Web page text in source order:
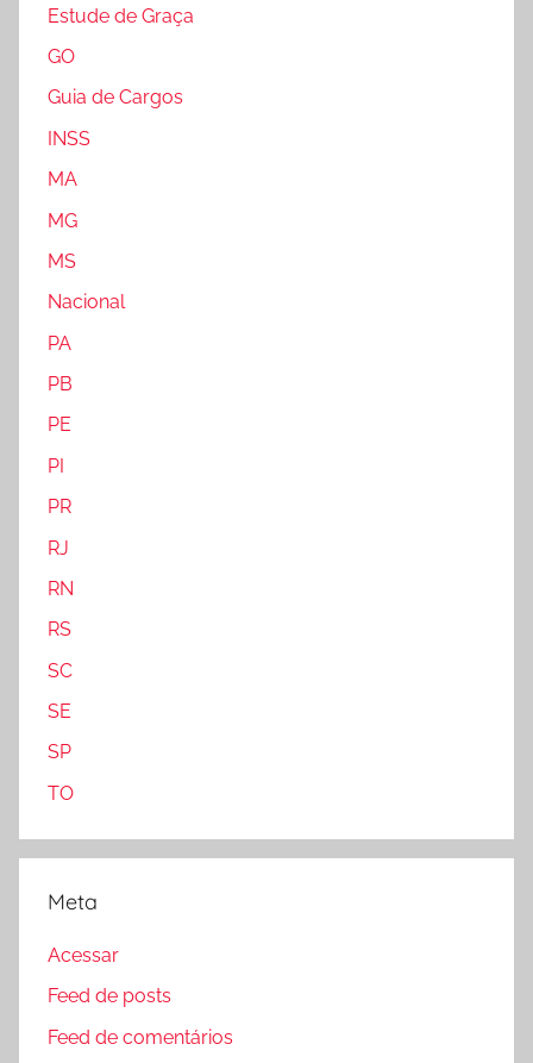
Estude de Graça
GO
Guia de Cargos
INSS
MA
MG
MS
Nacional
PA
PB
PE
PI
PR
RJ
RN
RS
SC
SE
SP
TO
Meta
Acessar
Feed de posts
Feed de comentários